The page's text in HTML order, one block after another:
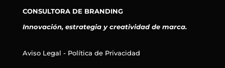
CONSULTORA DE BRANDING
Innovación, estrategia y creatividad de marca.
Aviso Legal - Política de Privacidad